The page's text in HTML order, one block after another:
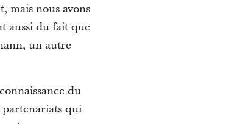
mais nous avons
aussi du fait que
un autre
du
partenariats qui